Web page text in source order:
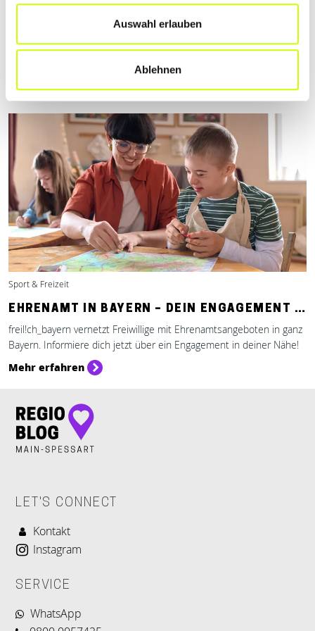
Auswahl erlauben
Ablehnen
PERSÖNLICHKEITEN AUS MSP: CARMEN BURK
Carmen Burk in der Mitte mit weißer Bluse.
Sport & Freizeit
EHRENAMT IN BAYERN – DEIN ENGAGEMENT …
freil!ch_bayern vernetzt Freiwillige mit Ehrenamtsangeboten in ganz
Bayern. Informiere dich jetzt über ein Engagement in deiner Nähe!
Mehr erfahren
LET'S CONNECT
Kontakt
Instagram
SERVICE
WhatsApp